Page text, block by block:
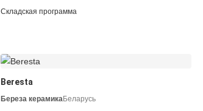
Складская программа
Beresta
Береза керамикаБеларусь